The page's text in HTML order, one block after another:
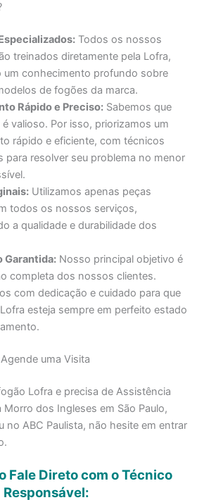
Todos os nossos
treinados diretamente pela Lofra,
um conhecimento profundo sobre
de fogões da marca.
Rápido e Preciso: Sabemos que
valioso. Por isso, priorizamos um
rápido e eficiente, com técnicos
para resolver seu problema no menor
Utilizamos apenas peças
todos os nossos serviços,
a qualidade e durabilidade dos
Garantida: Nosso principal objetivo é
completa dos nossos clientes.
com dedicação e cuidado para que
esteja sempre em perfeito estado
uma Visita
Lofra e precisa de Assistência
Morro dos Ingleses em São Paulo,
no ABC Paulista, não hesite em entrar
Fale Direto com o Técnico
Responsável: